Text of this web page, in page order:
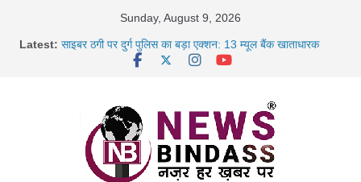
Sunday, August 9, 2026
Latest: साइबर ठगी पर दुर्ग पुलिस का बड़ा एक्शन: 13 म्यूल बैंक खाताधारक
रायपुर में कल्याण ज्वेलर्स में डकैती की साजिश नाकाम, दिल्ली-बिहार
छत्तीसगढ़ में 1460 गोधाम होंगे स्थापित, हर विकासखंड के 10 उत्कृष्ट
गोठानों